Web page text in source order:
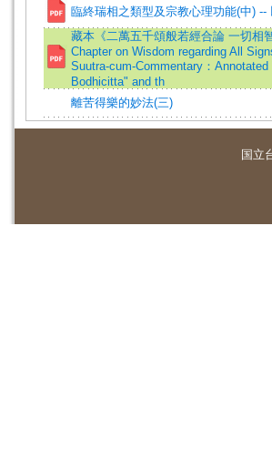
臨終瑞相之類型及宗教心理功能(中) --
藏本《二萬五千頌般若經合論 一切相
Chapter on Wisdom regarding All
Suutra-cum-Commentary：
Bodhicitta" and th
離苦得樂的妙法(三)
国立